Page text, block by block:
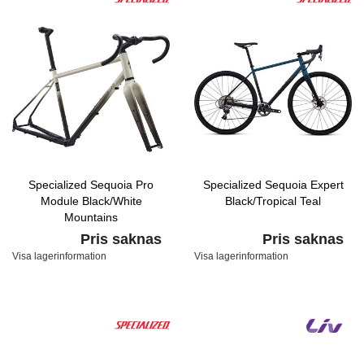
Specialized Sequoia Pro
Module Black/White
Mountains
Pris saknas
Visa lagerinformation
Specialized Sequoia Expert
Black/Tropical Teal
Pris saknas
Visa lagerinformation